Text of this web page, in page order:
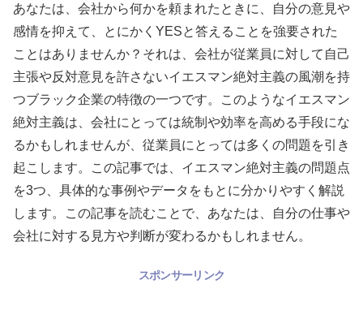
あなたは、会社から何かを頼まれたときに、自分の意見や
感情を抑えて、とにかくYESと答えることを強要された
ことはありませんか？それは、会社が従業員に対して自己
主張や反対意見を許さないイエスマン絶対主義の風潮を持
つブラック企業の特徴の一つです。このようなイエスマン
絶対主義は、会社にとっては統制や効率を高める手段にな
るかもしれませんが、従業員にとっては多くの問題を引き
起こします。この記事では、イエスマン絶対主義の問題点
を3つ、具体的な事例やデータをもとに分かりやすく解説
します。この記事を読むことで、あなたは、自分の仕事や
会社に対する見方や判断が変わるかもしれません。
スポンサーリンク